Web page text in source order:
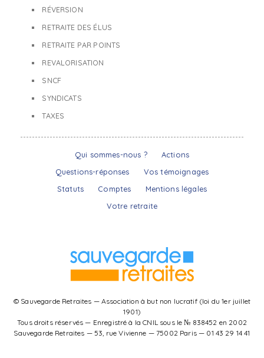
RÉVERSION
RETRAITE DES ÉLUS
RETRAITE PAR POINTS
REVALORISATION
SNCF
SYNDICATS
TAXES
Qui sommes-nous ?
Actions
Questions-réponses
Vos témoignages
Statuts
Comptes
Mentions légales
Votre retraite
© Sauvegarde Retraites — Association à but non lucratif (loi du 1er juillet
1901)
Tous droits réservés — Enregistré à la CNIL sous le № 838452 en 2002
Sauvegarde Retraites — 53, rue Vivienne — 75002 Paris — 01 43 29 14 41